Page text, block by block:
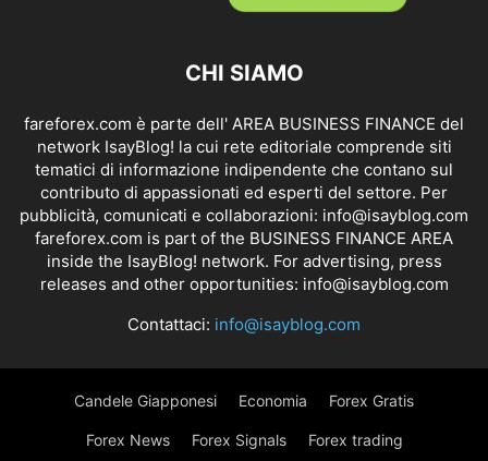
CHI SIAMO
fareforex.com è parte dell' AREA BUSINESS FINANCE del
network IsayBlog! la cui rete editoriale comprende siti
tematici di informazione indipendente che contano sul
contributo di appassionati ed esperti del settore. Per
pubblicità, comunicati e collaborazioni: info@isayblog.com
fareforex.com is part of the BUSINESS FINANCE AREA
inside the IsayBlog! network. For advertising, press
releases and other opportunities: info@isayblog.com
Contattaci: info@isayblog.com
Candele Giapponesi Economia Forex Gratis
Forex News Forex Signals Forex trading